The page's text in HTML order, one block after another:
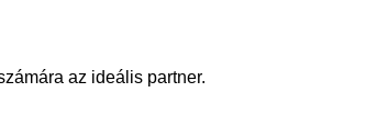
az ideális partner.